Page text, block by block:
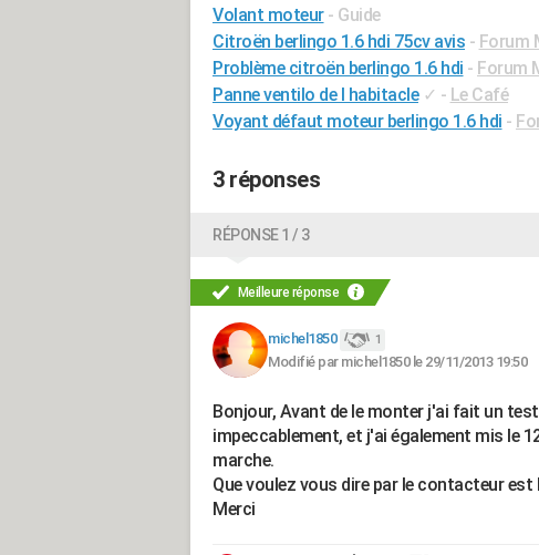
Volant moteur - Guide
Citroën berlingo 1.6 hdi 75cv avis - Forum
Problème citroën berlingo 1.6 hdi - Forum
Panne ventilo de l habitacle ✓ - Le Café
Voyant défaut moteur berlingo 1.6 hdi -
3 réponses
RÉPONSE 1 / 3
Meilleure réponse
michel1850 1
Modifié par michel1850 le 29/11/2013 19:50
Bonjour, Avant de le monter j'ai fait un
impeccablement, et j'ai également mis le
marche.
Que voulez vous dire par le contacteur est
Merci